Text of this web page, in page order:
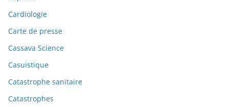
Cardiologie
Carte de presse
Cassava Science
Casuistique
Catastrophe sanitaire
Catastrophes